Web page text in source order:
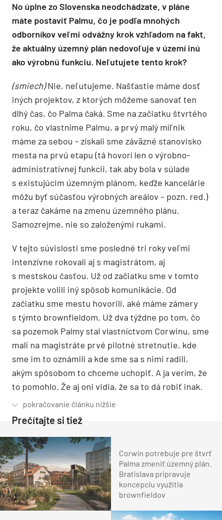
No úplne zo Slovenska neodchádzate, v pláne
máte postaviť Palmu, čo je podľa mnohých
odborníkov veľmi odvážny krok vzhľadom na fakt,
že aktuálny územný plán nedovoľuje v území inú
ako výrobnú funkciu. Neľutujete tento krok?
(smiech)Nie, neľutujeme. Našťastie máme dosť
iných projektov, z ktorých môžeme sanovať ten
dlhý čas, čo Palma čaká. Sme na začiatku štvrtého
roku, čo vlastníme Palmu, a prvý malý míľnik
máme za sebou – získali sme záväzné stanovisko
mesta na prvú etapu (tá hovorí len o výrobno-
administratívnej funkcii, tak aby bola v súlade
s existujúcim územným plánom, keďže kancelárie
môžu byť súčasťou výrobných areálov – pozn. red.)
a teraz čakáme na zmenu územného plánu.
Samozrejme, nie so založenými rukami.
V tejto súvislosti sme posledné tri roky veľmi
intenzívne rokovali aj s magistrátom, aj
s mestskou časťou. Už od začiatku sme v tomto
projekte volili iný spôsob komunikácie. Od
začiatku sme mestu hovorili, aké máme zámery
s týmto brownfieldom. Už dva týždne po tom, čo
sa pozemok Palmy stal vlastníctvom Corwinu, sme
mali na magistráte prvé pilotné stretnutie, kde
sme im to oznámili a kde sme sa s nimi radili,
akým spôsobom to chceme uchopiť. A ja verím, že
to pomohlo. Že aj oni vidia, že sa to dá robiť inak.
Prečítajte si tiež
Corwin potrebuje pre štvrť
Palma zmeniť územný plán.
Bratislava pripravuje
koncepciu využitia
brownfieldov